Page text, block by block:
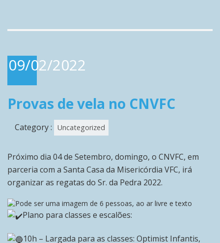
09/02/2022
Provas de vela no CNVFC
Category : Uncategorized
Próximo dia 04 de Setembro, domingo, o CNVFC, em
parceria com a Santa Casa da Misericórdia VFC, irá
organizar as regatas do Sr. da Pedra 2022.
Plano para classes e escalões:
10h – Largada para as classes: Optimist Infantis,